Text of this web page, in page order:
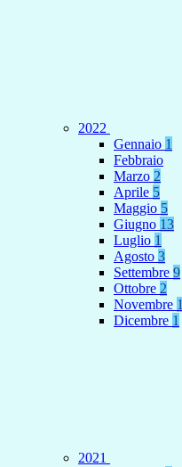
2022
Gennaio 1
Febbraio
Marzo 2
Aprile 5
Maggio 5
Giugno 13
Luglio 1
Agosto 3
Settembre 9
Ottobre 2
Novembre 1
Dicembre 1
2021